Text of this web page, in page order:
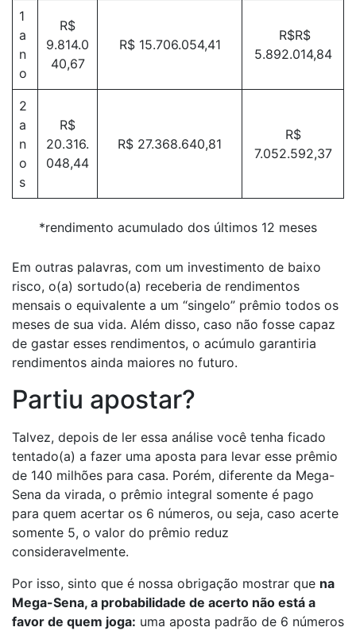
1
a
n
o
R$
9.814.0
40,67
R$ 15.706.054,41
R$R$
5.892.014,84
2
a
n
o
s
R$
20.316.
048,44
R$ 27.368.640,81
R$
7.052.592,37
*rendimento acumulado dos últimos 12 meses
Em outras palavras, com um investimento de baixo
risco, o(a) sortudo(a) receberia de rendimentos
mensais o equivalente a um “singelo” prêmio todos os
meses de sua vida. Além disso, caso não fosse capaz
de gastar esses rendimentos, o acúmulo garantiria
rendimentos ainda maiores no futuro.
Partiu apostar?
Talvez, depois de ler essa análise você tenha ficado
tentado(a) a fazer uma aposta para levar esse prêmio
de 140 milhões para casa. Porém, diferente da Mega-
Sena da virada, o prêmio integral somente é pago
para quem acertar os 6 números, ou seja, caso acerte
somente 5, o valor do prêmio reduz
consideravelmente.
Por isso, sinto que é nossa obrigação mostrar que na
Mega-Sena, a probabilidade de acerto não está a
favor de quem joga: uma aposta padrão de 6 números